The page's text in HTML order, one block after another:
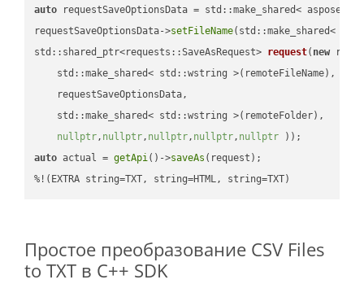
auto requestSaveOptionsData = std::make_shared<
requestSaveOptionsData->setFileName(std::make_shared<
std::shared_ptr<requests::SaveAsRequest> request( new
    std::make_shared< std::wstring >(remoteFileName),
    requestSaveOptionsData,
    std::make_shared< std::wstring >(remoteFolder),
nullptr, nullptr, nullptr, nullptr, nullptr ))
auto actual = getApi()->saveAs (request);
%!(EXTRA string=TXT, string=HTML, string=TXT)
Простое преобразование CSV Files
to TXT в C++ SDK